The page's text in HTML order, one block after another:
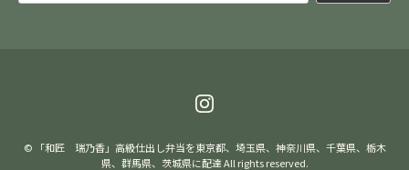
© 「和匠 瑞乃香」高級仕出し弁当を東京都、埼玉県、神奈川県、千葉県、栃木
県、群馬県、茨城県に配達 All rights reserved.